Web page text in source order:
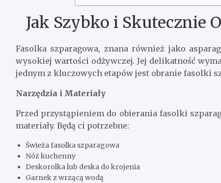
Jak Szybko i Skutecznie
Fasolka szparagowa, znana również jako
wysokiej wartości odżywczej. Jej delikatność
jednym z kluczowych etapów jest obranie fasolki
Narzędzia i Materiały
Przed przystąpieniem do obierania fasolki
materiały. Będą ci potrzebne:
Świeża fasolka szparagowa
Nóż kuchenny
Deskorolka lub deska do krojenia
Garnek z wrzącą wodą